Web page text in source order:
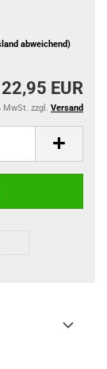
abweichend)
22,95 EUR
MwSt. zzgl. Versand